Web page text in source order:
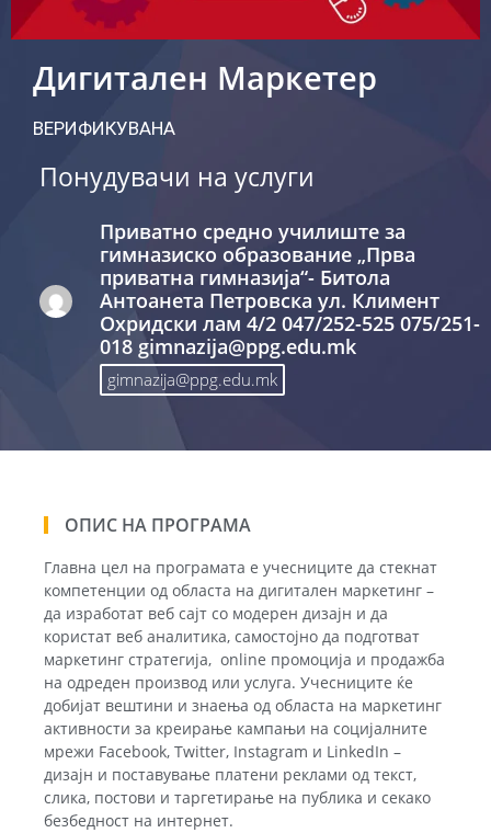
Дигитален Маркетер
ВЕРИФИКУВАНА
Понудувачи на услуги
Приватно средно училиште за
гимназиско образование „Прва
приватна гимназија“- Битола
Антоанета Петровска ул. Климент
Охридски лам 4/2 047/252-525 075/251-
018 gimnazija@ppg.edu.mk
gimnazija@ppg.edu.mk
ОПИС НА ПРОГРАМА
Главна цел на програмата е учесниците да стекнат
компетенции од областа на дигитален маркетинг –
да изработат веб сајт со модерен дизајн и да
користат веб аналитика, самостојно да подготват
маркетинг стратегија, online промоција и продажба
на одреден производ или услуга. Учесниците ќе
добијат вештини и знаења од областа на маркетинг
активности за креирање кампањи на социјалните
мрежи Facebook, Twitter, Instagram и LinkedIn –
дизајн и поставување платени реклами од текст,
слика, постови и таргетирање на публика и секако
безбедност на интернет.